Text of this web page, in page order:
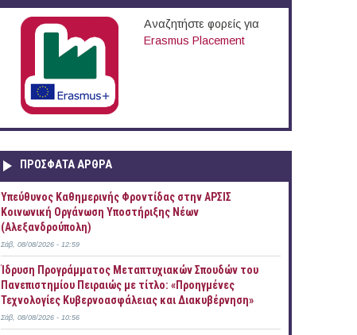
Αναζητήστε φορείς για
Erasmus Placement
ΠΡOΣΦΑΤΑ AΡΘΡΑ
Yπεύθυνος Καθημερινής Φροντίδας στην ΑΡΣΙΣ
Κοινωνική Οργάνωση Υποστήριξης Νέων
(Αλεξανδρούπολη)
Σάβ, 08/08/2026 - 12:59
Ίδρυση Προγράμματος Μεταπτυχιακών Σπουδών του
Πανεπιστημίου Πειραιώς με τίτλο: «Προηγμένες
Τεχνολογίες Κυβερνοασφάλειας και Διακυβέρνηση»
Σάβ, 08/08/2026 - 10:56